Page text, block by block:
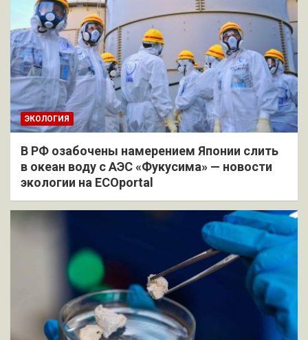
ЭКОЛОГИЯ
В РФ озабочены намерением Японии слить
в океан воду с АЭС «Фукусима» — новости
экологии на ECOportal